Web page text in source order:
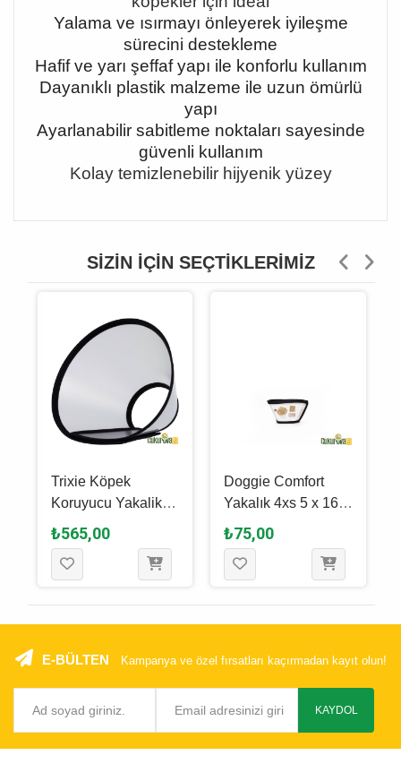
Yalama ve ısırmayı önleyerek iyileşme
sürecini destekleme
Hafif ve yarı şeffaf yapı ile konforlu kullanım
Dayanıklı plastik malzeme ile uzun ömürlü
yapı
Ayarlanabilir sabitleme noktaları sayesinde
güvenli kullanım
Kolay temizlenebilir hijyenik yüzey
SIZIN İÇIN SEÇTIKLERIMIZ
Trixie Köpek
Koruyucu Yakalik S
- M - 30 x 37 Cm
₺565,00
Doggie Comfort
Yakalık 4xs 5 x 16 -
19 Cm
₺75,00
E-BÜLTEN Kampanya ve özel fırsatları kaçırmadan kayıt olun!
KAYDOL